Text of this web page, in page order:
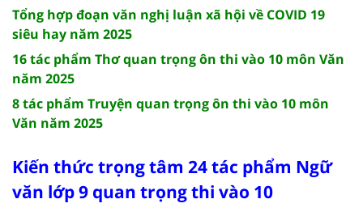
Tổng hợp đoạn văn nghị luận xã hội về COVID 19
siêu hay năm 2025
16 tác phẩm Thơ quan trọng ôn thi vào 10 môn Văn
năm 2025
8 tác phẩm Truyện quan trọng ôn thi vào 10 môn
Văn năm 2025
Kiến thức trọng tâm 24 tác phẩm Ngữ
văn lớp 9 quan trọng thi vào 10